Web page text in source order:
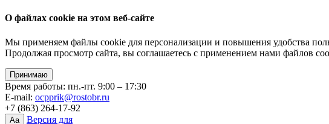
О файлах cookie на этом веб-сайте
Мы применяем файлы cookie для персонализации и повышения удобства
Продолжая просмотр сайта, вы соглашаетесь с применением нами файлов
Принимаю
Время работы: пн.-пт. 9:00 – 17:30
E-mail: ocpprik@rostobr.ru
+7 (863) 264-17-92
Aa
Версия для